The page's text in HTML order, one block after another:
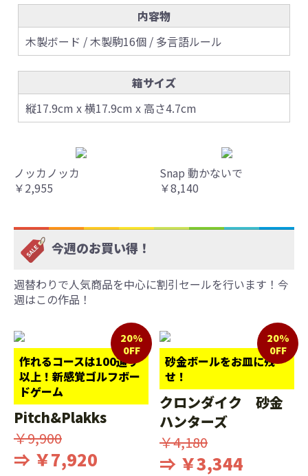
内容物
木製ボード / 木製駒16個 / 多言語ルール
箱サイズ
縦17.9cm x 横17.9cm x 高さ4.7cm
ノッカノッカ
￥2,955
Snap 動かないで
￥8,140
今週のお買い得！
週替わりで人気商品を中心に割引セールを行います！今
週はこの作品！
作れるコースは100通り
以上！新感覚ゴルフボー
ドゲーム
20%
0FF
Pitch&Plakks
￥9,900
⇒ ￥7,920
砂金ボールをお皿に残
せ！
20%
0FF
クロンダイク 砂金
ハンターズ
￥4,180
⇒ ￥3,344